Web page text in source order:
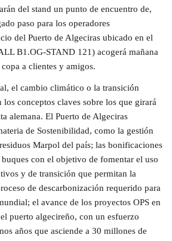
del stand un punto de encuentro de,
paso para los operadores
del Puerto de Algeciras ubicado en el
B1.OG-STAND 121) acogerá mañana
a clientes y amigos.
el cambio climático o la transición
los conceptos claves sobre los que girará
alemana. El Puerto de Algeciras
de Sostenibilidad, como la gestión
Marpol del país; las bonificaciones
con el objetivo de fomentar el uso
y de transición que permitan la
de descarbonización requerido para
el avance de los proyectos OPS en
puerto algecireño, con un esfuerzo
años que asciende a 30 millones de